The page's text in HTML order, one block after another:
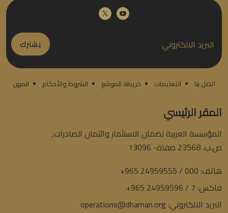
يشترك
اتصل بنا التعليمات خريطة الموقع الشروط والأحكام المهن
المقر الرئيسي
المؤسسة العربية لضمان الاستثمار وائتمان الصادرات,
ص.ب. 23568 صفاة- 13096
هاتف:+965 24959555 / 000
فاكس:+965 24959596 / 7
البريد الالكتروني:operations@dhaman.org